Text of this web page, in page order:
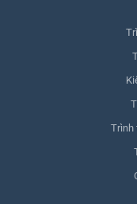
Trình